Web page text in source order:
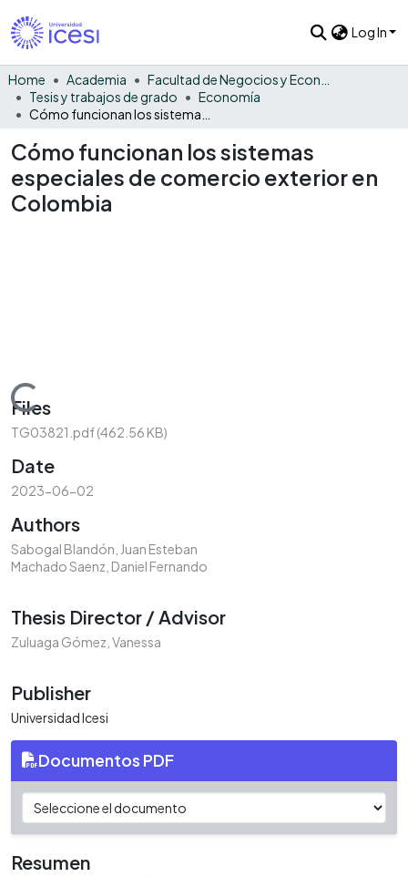
Log In
Home Academia
Tesis y trabajos de grado
Economía
Cómo funcionan los sistemas
especiales de comercio exterior en
Colombia
Loading...
Files
TG03821.pdf(462.56 KB)
Date
2023-06-02
Authors
Sabogal Blandón, Juan Esteban
Machado Saenz, Daniel Fernando
Thesis Director / Advisor
Zuluaga Gómez, Vanessa
Publisher
Universidad Icesi
Documentos PDF
Resumen